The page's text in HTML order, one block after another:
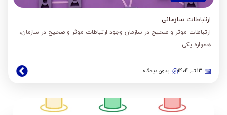
ارتباطات سازمانی
ارتباطات موثر و صحیح در سازمان وجود ارتباطات موثر و صحیح در سازمان،
همواره یکی...
13 تیر 1404 بدون دیدگاه